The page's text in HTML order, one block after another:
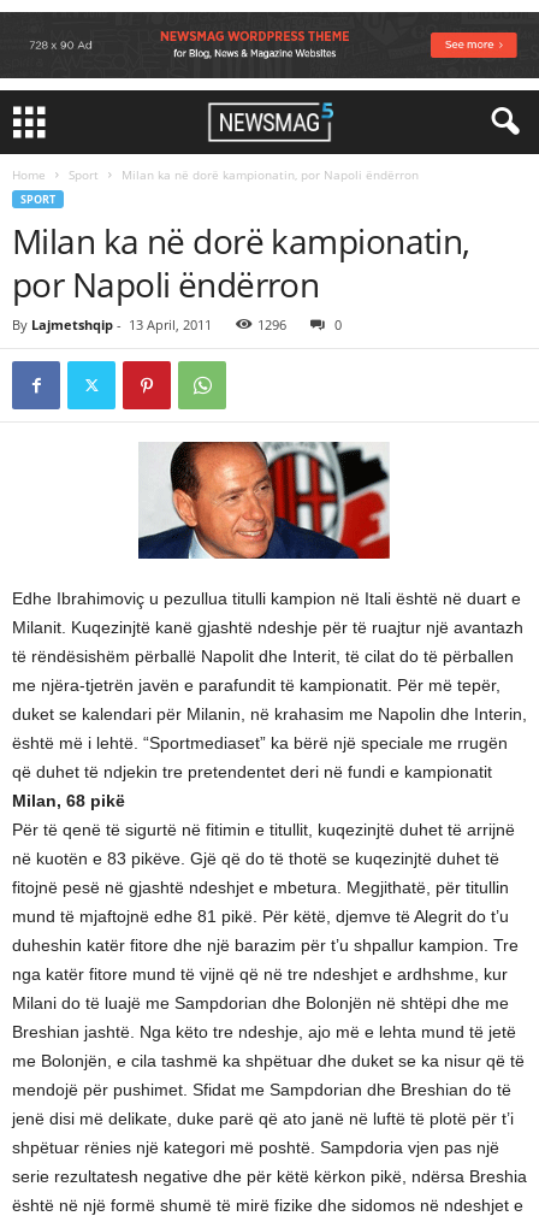
Home Sport Milan ka në dorë kampionatin, por Napoli ëndërron
SPORT
Milan ka në dorë kampionatin,
por Napoli ëndërron
By Lajmetshqip - 13 April, 2011 1296 0
Edhe Ibrahimoviç u pezullua titulli kampion në Itali është në duart e
Milanit. Kuqezinjtë kanë gjashtë ndeshje për të ruajtur një avantazh
të rëndësishëm përballë Napolit dhe Interit, të cilat do të përballen
me njëra-tjetrën javën e parafundit të kampionatit. Për më tepër,
duket se kalendari për Milanin, në krahasim me Napolin dhe Interin,
është më i lehtë. “Sportmediaset” ka bërë një speciale me rrugën
që duhet të ndjekin tre pretendentet deri në fundi e kampionatit
Milan, 68 pikë
Për të qenë të sigurtë në fitimin e titullit, kuqezinjtë duhet të arrijnë
në kuotën e 83 pikëve. Gjë që do të thotë se kuqezinjtë duhet të
fitojnë pesë në gjashtë ndeshjet e mbetura. Megjithatë, për titullin
mund të mjaftojnë edhe 81 pikë. Për këtë, djemve të Alegrit do t’u
duheshin katër fitore dhe një barazim për t’u shpallur kampion. Tre
nga katër fitore mund të vijnë që në tre ndeshjet e ardhshme, kur
Milani do të luajë me Sampdorian dhe Bolonjën në shtëpi dhe me
Breshian jashtë. Nga këto tre ndeshje, ajo më e lehta mund të jetë
me Bolonjën, e cila tashmë ka shpëtuar dhe duket se ka nisur që të
mendojë për pushimet. Sfidat me Sampdorian dhe Breshian do të
jenë disi më delikate, duke parë që ato janë në luftë të plotë për t’i
shpëtuar rënies një kategori më poshtë. Sampdoria vjen pas një
serie rezultatesh negative dhe për këtë kërkon pikë, ndërsa Breshia
është në një formë shumë të mirë fizike dhe sidomos në ndeshjet e